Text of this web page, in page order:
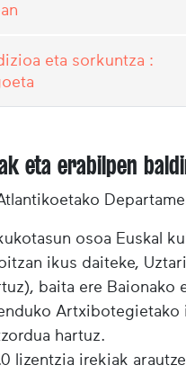
eta sorkuntza :
eta erabilpen
osoa Euskal
ikus daiteke,
baita ere Baionako
Artxibotegietako
hartuz.
lizentzia irekiak